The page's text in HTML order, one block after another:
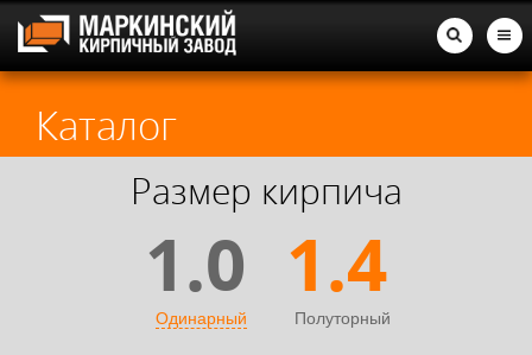
Каталог
Размер кирпича
1.0
Одинарный
1.4
Полуторный